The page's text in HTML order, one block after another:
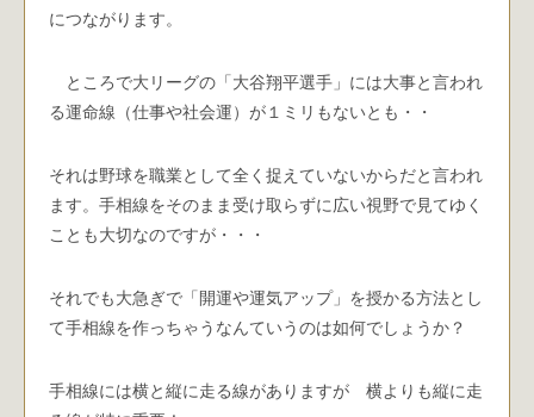
につながります。
ところで大リーグの「大谷翔平選手」には大事と言われ
る運命線（仕事や社会運）が１ミリもないとも・・
それは野球を職業として全く捉えていないからだと言われ
ます。手相線をそのまま受け取らずに広い視野で見てゆく
ことも大切なのですが・・・
それでも大急ぎで「開運や運気アップ」を授かる方法とし
て手相線を作っちゃうなんていうのは如何でしょうか？
手相線には横と縦に走る線がありますが 横よりも縦に走